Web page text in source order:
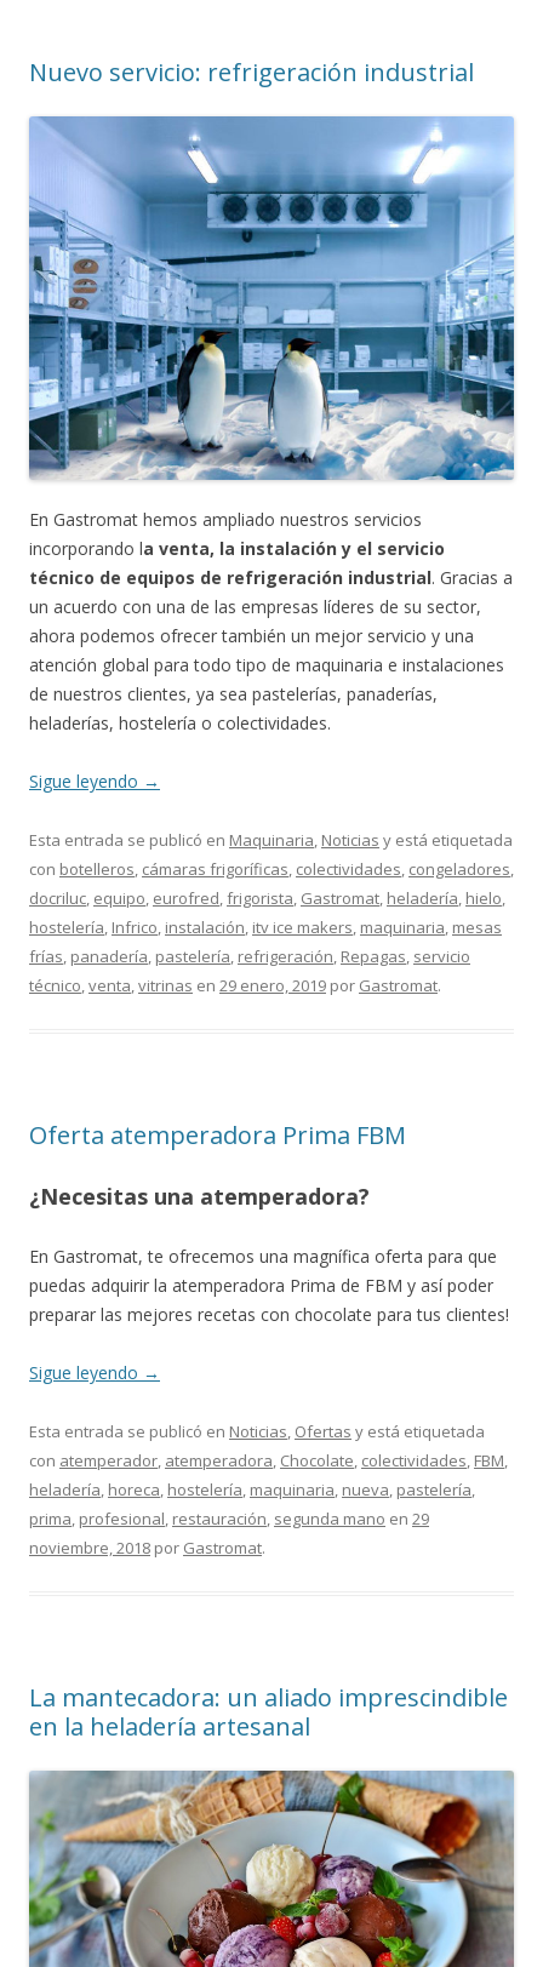
Nuevo servicio: refrigeración industrial
En Gastromat hemos ampliado nuestros servicios
incorporando la venta, la instalación y el servicio
técnico de equipos de refrigeración industrial. Gracias a
un acuerdo con una de las empresas líderes de su sector,
ahora podemos ofrecer también un mejor servicio y una
atención global para todo tipo de maquinaria e instalaciones
de nuestros clientes, ya sea pastelerías, panaderías,
heladerías, hostelería o colectividades.
Sigue leyendo →
Esta entrada se publicó en Maquinaria, Noticias y está etiquetada
con botelleros, cámaras frigoríficas, colectividades, congeladores,
docriluc, equipo, eurofred,frigorista, Gastromat, heladería, hielo,
hostelería, Infrico, instalación, itv ice makers, maquinaria, mesas
frías, panadería, pastelería, refrigeración, Repagas, servicio
técnico,venta,vitrinas en 29 enero, 2019 por Gastromat.
Oferta atemperadora Prima FBM
¿Necesitas una atemperadora?
En Gastromat, te ofrecemos una magnífica oferta para que
puedas adquirir la atemperadora Prima de FBM y así poder
preparar las mejores recetas con chocolate para tus clientes!
Sigue leyendo →
Esta entrada se publicó en Noticias, Ofertas y está etiquetada
con atemperador, atemperadora, Chocolate, colectividades, FBM,
heladería, horeca, hostelería, maquinaria, nueva, pastelería,
prima, profesional, restauración, segunda mano en 29
noviembre, 2018 por Gastromat.
La mantecadora: un aliado imprescindible
en la heladería artesanal